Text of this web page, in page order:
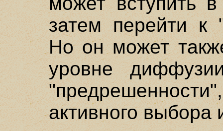
затем перейти к
Но он может
уровне
активного